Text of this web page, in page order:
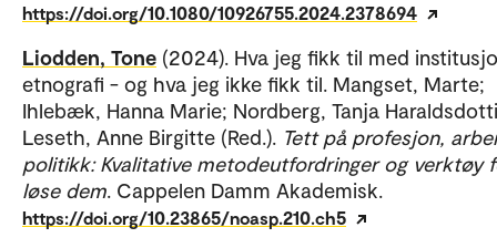
https://doi.org/10.1080/10926755.2024.2378694
Liodden, Tone (2024). Hva jeg fikk til med
etnografi - og hva jeg ikke fikk til. Mangset, Marte;
Ihlebæk, Hanna Marie; Nordberg, Tanja
Leseth, Anne Birgitte (Red.). Tett på profesjon,
politikk: Kvalitative metodeutfordringer og verktøy
løse dem. Cappelen Damm Akademisk.
https://doi.org/10.23865/noasp.210.ch5